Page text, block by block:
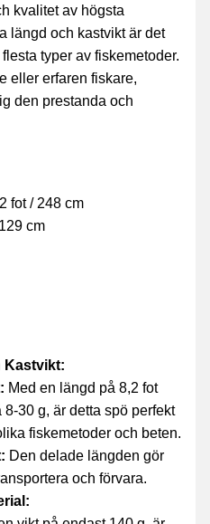
kvalitet av högsta
längd och kastvikt är det
typer av fiskemetoder.
eller erfaren fiskare,
den prestanda och
fot / 248 cm
129 cm
Kastvikt:
Med en längd på 8,2 fot
8-30 g, är detta spö perfekt
fiskemetoder och beten.
Den delade längden gör
och förvara.